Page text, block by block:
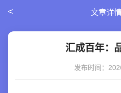
< 文章详
汇成百年：
发布时间：